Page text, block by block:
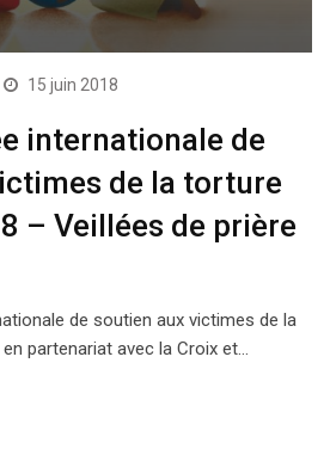
15 juin 2018
internationale de
de la torture
– Veillées de prière
de soutien aux victimes de la
partenariat avec la Croix et…